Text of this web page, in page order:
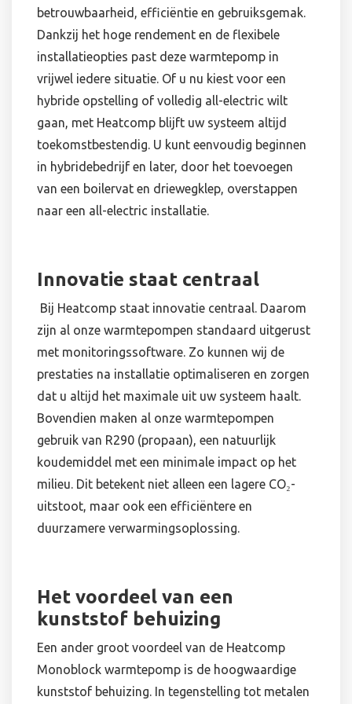
betrouwbaarheid, efficiëntie en gebruiksgemak.
Dankzij het hoge rendement en de flexibele
installatieopties past deze warmtepomp in
vrijwel iedere situatie. Of u nu kiest voor een
hybride opstelling of volledig all-electric wilt
gaan, met Heatcomp blijft uw systeem altijd
toekomstbestendig. U kunt eenvoudig beginnen
in hybridebedrijf en later, door het toevoegen
van een boilervat en driewegklep, overstappen
naar een all-electric installatie.
Innovatie staat centraal
Bij Heatcomp staat innovatie centraal. Daarom
zijn al onze warmtepompen standaard uitgerust
met monitoringssoftware. Zo kunnen wij de
prestaties na installatie optimaliseren en zorgen
dat u altijd het maximale uit uw systeem haalt.
Bovendien maken al onze warmtepompen
gebruik van R290 (propaan), een natuurlijk
koudemiddel met een minimale impact op het
milieu. Dit betekent niet alleen een lagere CO₂-
uitstoot, maar ook een efficiëntere en
duurzamere verwarmingsoplossing.
Het voordeel van een
kunststof behuizing
Een ander groot voordeel van de Heatcomp
Monoblock warmtepomp is de hoogwaardige
kunststof behuizing. In tegenstelling tot metalen